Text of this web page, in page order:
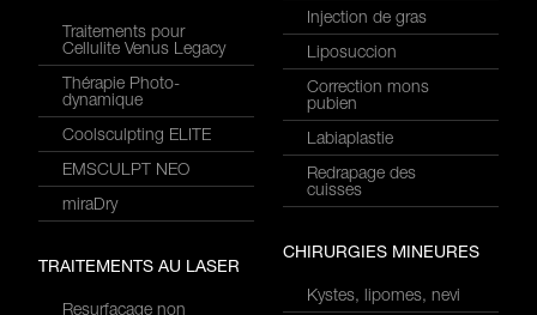
Traitements pour
Cellulite Venus Legacy
Thérapie Photo-
dynamique
Coolsculpting ELITE
EMSCULPT NEO
miraDry
TRAITEMENTS AU LASER
Resurfaçage non
Injection de gras
Liposuccion
Correction mons
pubien
Labiaplastie
Redrapage des
cuisses
CHIRURGIES MINEURES
Kystes, lipomes, nevi